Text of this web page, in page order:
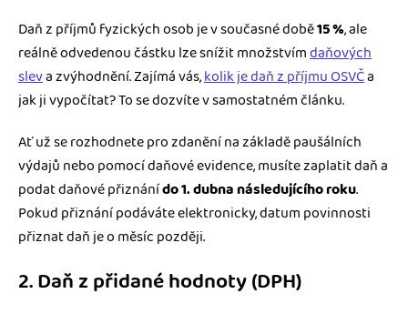
Daň z příjmů fyzických osob je v současné době15 %, ale
reálně odvedenou částku lze snížit množstvímdaňových
sleva zvýhodnění. Zajímá vás,kolik je daň z příjmu OSVČa
jak ji vypočítat? To se dozvíte v samostatném článku.
Ať už se rozhodnete pro zdanění na základě paušálních
výdajů nebo pomocí daňové evidence, musíte zaplatit daň a
podat daňové přiznánído 1. dubna následujícího roku.
Pokud přiznání podáváte elektronicky, datum povinnosti
přiznat daň je o měsíc později.
2. Daň z přidané hodnoty (DPH)